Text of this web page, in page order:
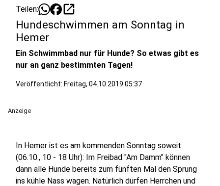
Teilen: open_in_new
Hundeschwimmen am Sonntag in
Hemer
Ein Schwimmbad nur für Hunde? So etwas gibt es
nur an ganz bestimmten Tagen!
Veröffentlicht: Freitag, 04.10.2019 05:37
Anzeige
In Hemer ist es am kommenden Sonntag soweit
(06.10., 10 - 18 Uhr): Im Freibad "Am Damm" können
dann alle Hunde bereits zum fünften Mal den Sprung
ins kühle Nass wagen. Natürlich dürfen Herrchen und